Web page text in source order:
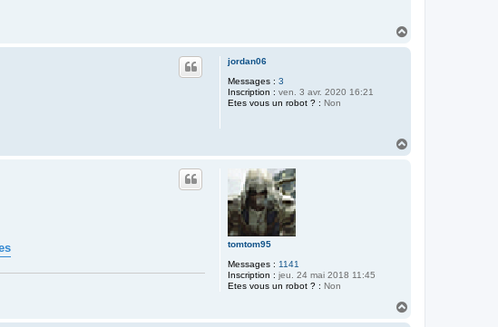
jordan06
Messages : 3
Inscription : ven. 3 avr. 2020 16:21
Etes vous un robot ? : Non
tomtom95
Messages : 1141
Inscription : jeu. 24 mai 2018 11:45
Etes vous un robot ? : Non